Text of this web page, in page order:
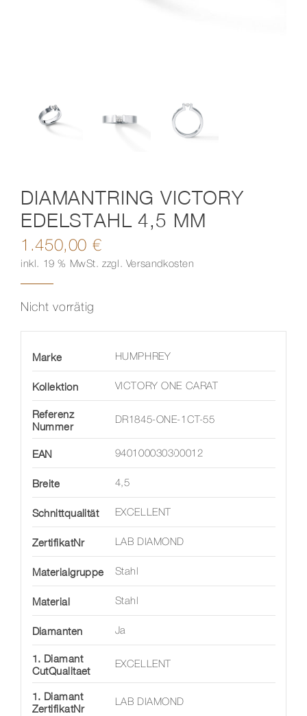
DIAMANTRING VICTORY
EDELSTAHL 4,5 MM
1.450,00 €
inkl. 19 % MwSt. zzgl. Versandkosten
Nicht vorrätig
Marke HUMPHREY
Kollektion VICTORY ONE CARAT
Referenz
Nummer
DR1845-ONE-1CT-55
EAN 940100030300012
Breite 4,5
Schnittqualität EXCELLENT
ZertifikatNr LAB DIAMOND
Materialgruppe Stahl
Material Stahl
Diamanten Ja
1. Diamant
CutQualitaet
EXCELLENT
1. Diamant
ZertifikatNr
LAB DIAMOND